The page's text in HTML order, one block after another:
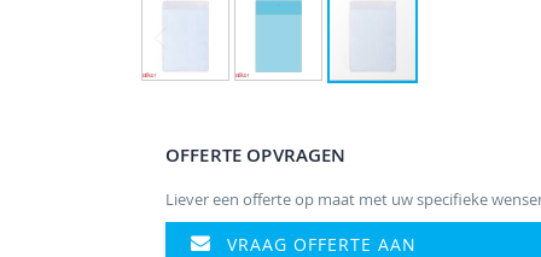
begin
afbeeldingen-
OFFERTE OPVRAGEN
Liever een offerte op maat met uw specifieke
VRAAG OFFERTE AAN